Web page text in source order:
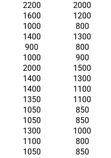
2200 2000
1600 1200
1000 800
1400 1300
900 800
1000 900
2000 1500
1400 1300
1400 1100
1350 1100
1050 850
1050 850
1300 1000
1100 800
1050 850